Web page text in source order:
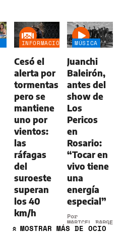
INFORMACIÓN
Cesó el
alerta por
tormentas
pero se
mantiene
uno por
vientos:
las
ráfagas
del
suroeste
superan
los 40
km/h
MÚSICA
Juanchi
Baleirón,
antes del
show de
Los
Pericos
en
Rosario:
“Tocar en
vivo tiene
una
energía
especial”
Por
MARICEL BARGERI
» MOSTRAR MÁS DE OCIO